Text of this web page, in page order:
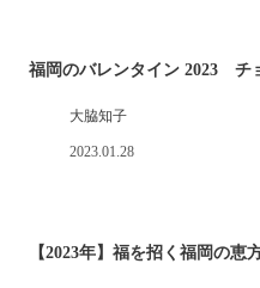
福岡のバレンタイン 2023 チ
大脇知子
2023.01.28
【2023年】福を招く福岡の